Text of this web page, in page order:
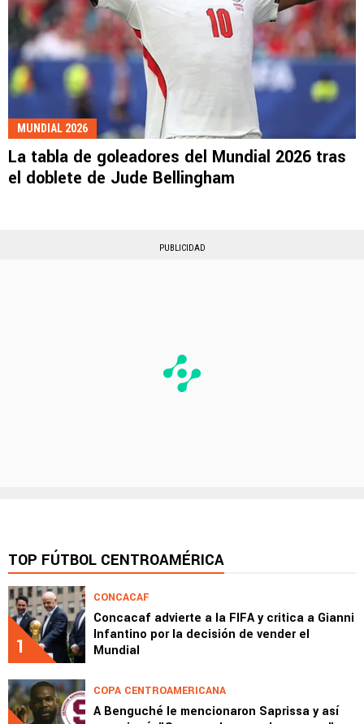
MUNDIAL 2026
La tabla de goleadores del Mundial 2026 tras
el doblete de Jude Bellingham
PUBLICIDAD
TOP FÚTBOL CENTROAMÉRICA
1
CONCACAF
Concacaf advierte a la FIFA y critica a Gianni
Infantino por la decisión de vender el
Mundial
COPA CENTROAMERICANA
A Benguché le mencionaron Saprissa y así